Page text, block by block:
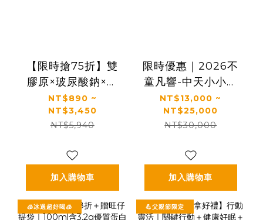
【限時搶75折】雙
膠原×玻尿酸鈉×益
生菌 配方升級｜
【太陽星】關鍵行
動益生菌(2.5g*30
NT$890 ~
NT$3,450
NT$5,940
加入購物車
限時優惠｜2026不
童凡響-中天小小主
播夏令營
NT$13,000 ~
NT$25,000
NT$30,000
加入購物車
🧊冰過超好喝🧊 💪父親節限定